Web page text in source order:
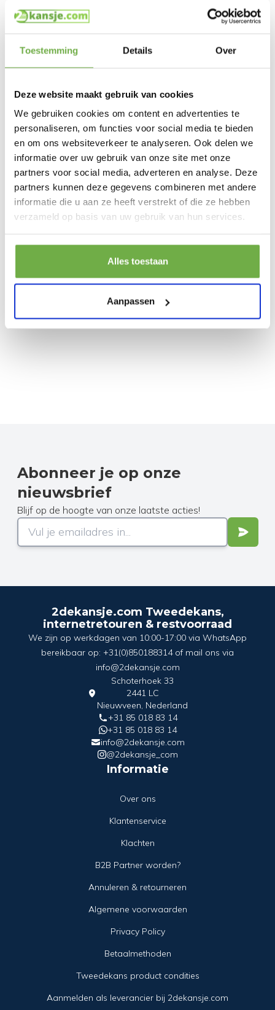
Toestemming Details Over
Deze website maakt gebruik van cookies
We gebruiken cookies om content en advertenties te
personaliseren, om functies voor social media te bieden
en om ons websiteverkeer te analyseren. Ook delen we
informatie over uw gebruik van onze site met onze
partners voor social media, adverteren en analyse. Deze
partners kunnen deze gegevens combineren met andere
informatie die u aan ze heeft verstrekt of die ze hebben
verzameld op basis van uw gebruik van hun services.
Alles toestaan
Aanpassen
Gebruiksadvies: Volg de aanbevolen dosering op de
verpakking
Specificaties
SKU
27536877
Gerelateerde producten
Ontel Handy Heater – Elektrische Mini
Afstandsbediening - Mini Heater
Abonneer je op onze
nieuwsbrief
Blijf op de hoogte van onze laatste acties!
2dekansje.com Tweedekans,
internetretouren & restvoorraad
We zijn op werkdagen van 10:00-17:00 via WhatsApp
bereikbaar op: +31(0)850188314 of mail ons via
info@2dekansje.com
Schoterhoek 33
2441 LC
Nieuwveen, Nederland
+31 85 018 83 14
+31 85 018 83 14
info@2dekansje.com
@2dekansje_com
Informatie
Over ons
Klantenservice
Klachten
B2B Partner worden?
Annuleren & retourneren
Algemene voorwaarden
Privacy Policy
Betaalmethoden
Tweedekans product condities
Aanmelden als leverancier bij 2dekansje.com